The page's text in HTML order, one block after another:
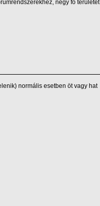
négy fő területet
normális esetben öt vagy hat